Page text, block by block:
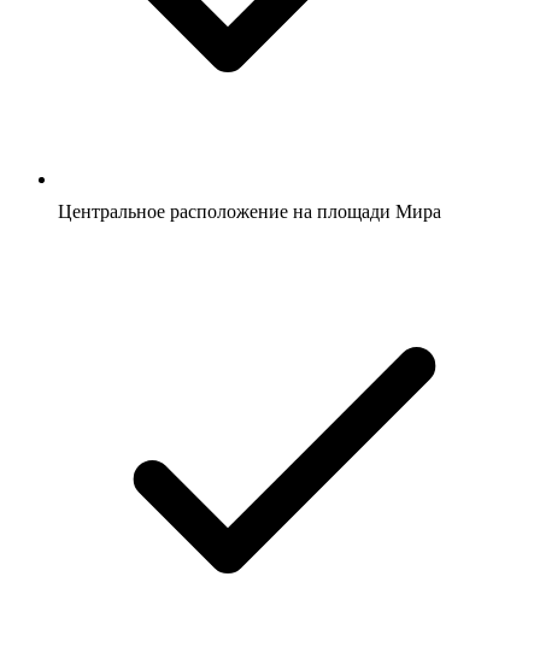
Центральное расположение на площади Мира